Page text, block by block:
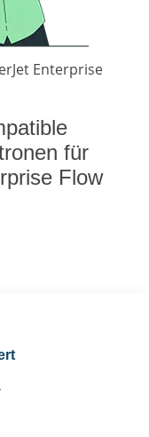
Enterprise
für
Flow